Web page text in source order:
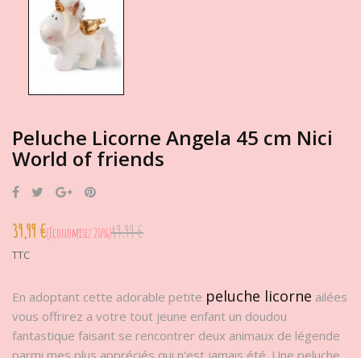
Peluche Licorne Angela 45 cm Nici
World of friends
PartagerTweet Google+
39,99 € Économisez 20%49,99 €
TTC
En adoptant cette adorable petite peluche licorne ailées
vous offrirez a votre tout jeune enfant un doudou
fantastique faisant se rencontrer deux animaux de légende
parmi mes plus appréciés qui n'est jamais été. Une peluche